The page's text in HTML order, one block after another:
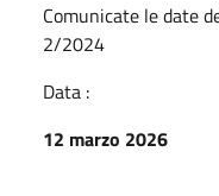
Comunicate le date
2/2024
Data :
12 marzo 2026